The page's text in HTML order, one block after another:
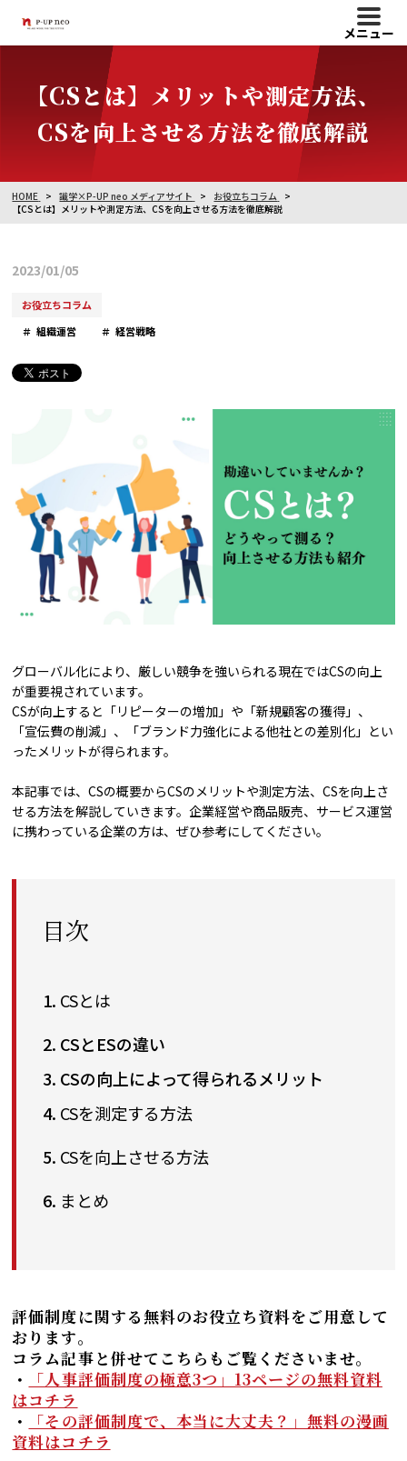
メニュー
【CSとは】メリットや測定方法、
CSを向上させる方法を徹底解説
HOME 識学×P-UP neo メディアサイト
お役立ちコラム
【CSとは】メリットや測定方法、CSを向上させる方法を徹底解説
2023/01/05
お役立ちコラム
組織運営
経営戦略
グローバル化により、厳しい競争を強いられる現在ではCSの向上
が重要視されています。
CSが向上すると「リピーターの増加」や「新規顧客の獲得」、
「宣伝費の削減」、「ブランド力強化による他社との差別化」とい
ったメリットが得られます。
本記事では、CSの概要からCSのメリットや測定方法、CSを向上さ
せる方法を解説していきます。企業経営や商品販売、サービス運営
に携わっている企業の方は、ぜひ参考にしてください。
目次
CSとは
CSとESの違い
CSの向上によって得られるメリット
CSを測定する方法
CSを向上させる方法
まとめ
評価制度に関する無料のお役立ち資料をご用意して
おります。
コラム記事と併せてこちらもご覧くださいませ。
・
「人事評価制度の極意3つ」13ページの無料資料
はコチラ
・
「その評価制度で、本当に大丈夫？」無料の漫画
資料はコチラ